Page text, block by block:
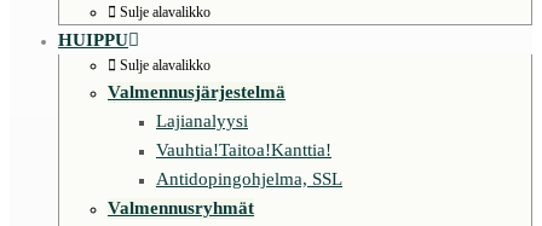
Sulje alavalikko
HUIPPU
Sulje alavalikko
Valmennusjärjestelmä
Lajianalyysi
Vauhtia!Taitoa!Kanttia!
Antidopingohjelma, SSL
Valmennusryhmät